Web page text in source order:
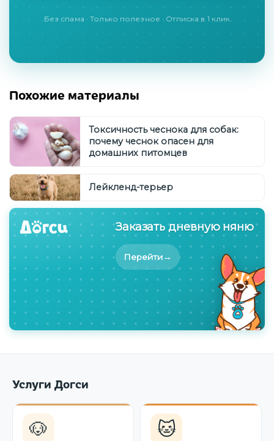
Без спама · Только полезное · Отписка в 1 клик
Похожие материалы
Токсичность чеснока для собак:
почему чеснок опасен для
домашних питомцев
Лейкленд-терьер
Заказать дневную няню
Перейти→
Услуги Догси
🐶 🐱